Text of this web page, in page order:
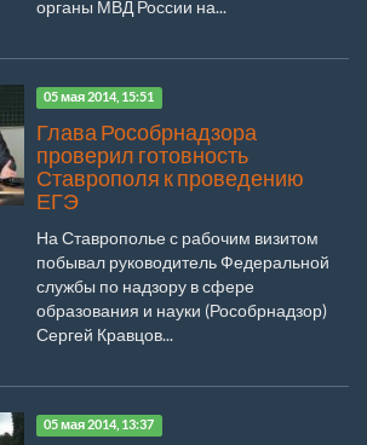
органы МВД России на...
05 мая 2014, 15:51
Глава Рособрнадзора
проверил готовность
Ставрополя к проведению
ЕГЭ
На Ставрополье с рабочим визитом
побывал руководитель Федеральной
службы по надзору в сфере
образования и науки (Рособрнадзор)
Сергей Кравцов...
05 мая 2014, 13:37